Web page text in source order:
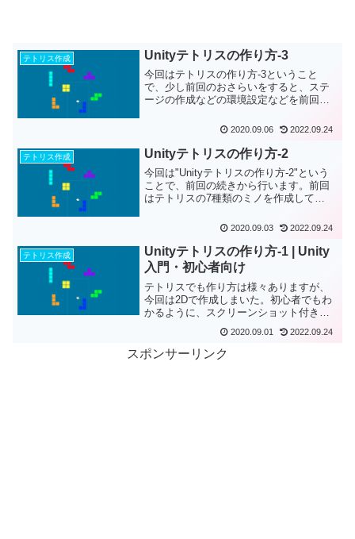
テトリス作成 Unityテトリスの作り方-3
今回はテトリスの作り方-3ということ
で、少し前回のおさらいをすると、ステ
ージの作成などの環境設定などを前回は
を書いてminoを動かして行きます。...
2020.09.06 2022.09.24
テトリス作成 Unityテトリスの作り方-2
今回は"Unityテトリスの作り方-2"という
ことで、前回の続きから行います。前回
はテトリスの7種類のミノを作成して
今回はステージのBac...
2020.09.03 2022.09.24
テトリス作成
Unityテトリスの作り方-1 | Unity
入門・初心者向け
テトリスでも作り方は様々ありますが、
今回は2Dで作成しまいた。初心者でもわ
かるように、スクリーンショット付きで
2020.09.01 2022.09.24
スポンサーリンク